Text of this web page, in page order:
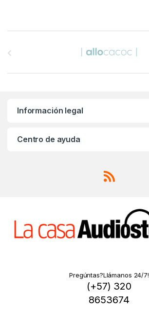
Información legal
Centro de ayuda
Pregúntas?Llámanos 24/7!
(+57) 320
8653674